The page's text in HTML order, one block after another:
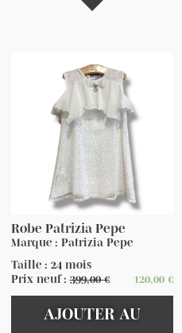
Robe Patrizia Pepe
Marque : Patrizia Pepe
Taille : 24 mois
Prix neuf :399,00€ 120,00 €
AJOUTER AU